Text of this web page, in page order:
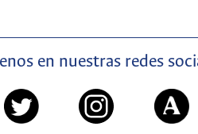
en nuestras redes